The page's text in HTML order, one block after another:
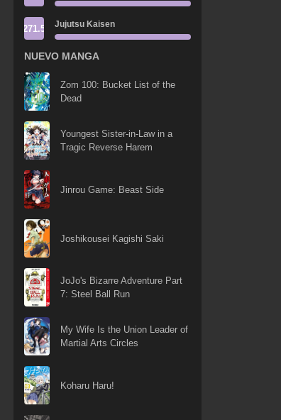
271.5 Jujutsu Kaisen
NUEVO MANGA
Zom 100: Bucket List of the
Dead
Youngest Sister-in-Law in a
Tragic Reverse Harem
Jinrou Game: Beast Side
Joshikousei Kagishi Saki
JoJo's Bizarre Adventure Part
7: Steel Ball Run
My Wife Is the Union Leader of
Martial Arts Circles
Koharu Haru!